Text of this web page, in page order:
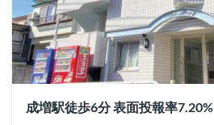
成増駅徒歩6分 表面投報率7.20%